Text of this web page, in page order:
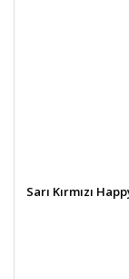
Sarı Kırmızı